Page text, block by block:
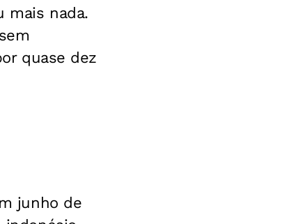
mais nada.
quase dez
junho de